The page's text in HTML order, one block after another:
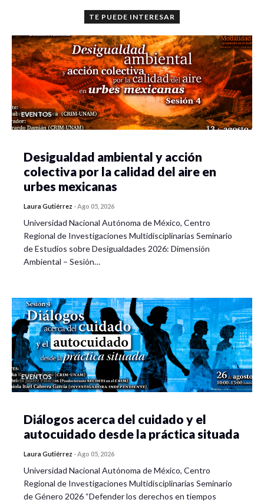
TE PUEDE INTERESAR
EVENTOS
Desigualdad ambiental y acción
colectiva por la calidad del aire en
urbes mexicanas
Laura Gutiérrez -Ago 05, 2026
Universidad Nacional Autónoma de México, Centro
Regional de Investigaciones Multidisciplinarias Seminario
de Estudios sobre Desigualdades 2026: Dimensión
Ambiental – Sesión…
EVENTOS
Diálogos acerca del cuidado y el
autocuidado desde la práctica situada
Laura Gutiérrez -Ago 05, 2026
Universidad Nacional Autónoma de México, Centro
Regional de Investigaciones Multidisciplinarias Seminario
de Género 2026 “Defender los derechos en tiempos